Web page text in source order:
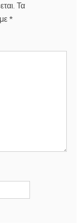
Τα
*